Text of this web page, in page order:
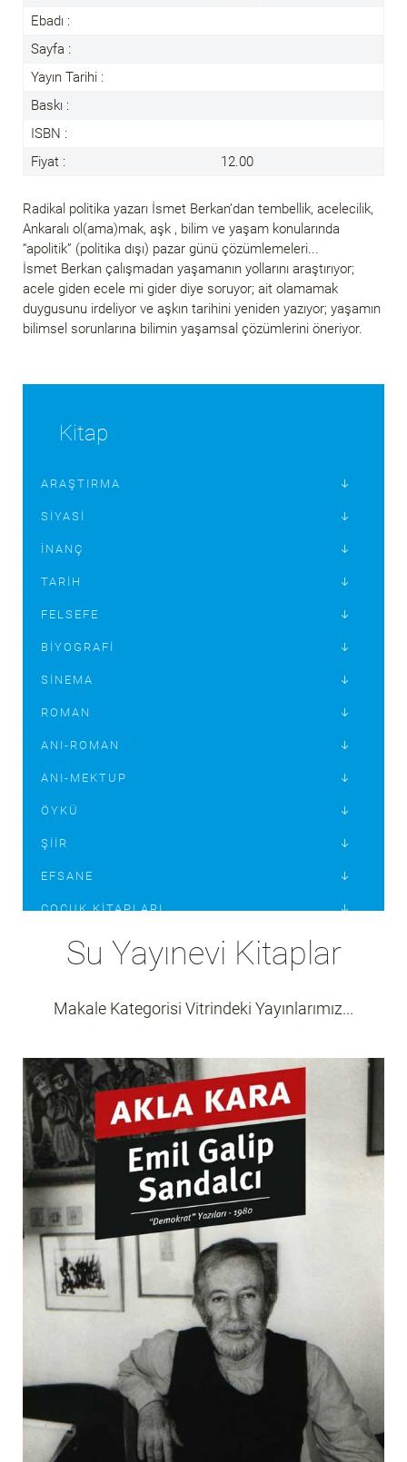
Ebadı :
Sayfa :
Yayın Tarihi :
Baskı :
ISBN :
Fiyat :
12.00
Radikal politika yazarı İsmet Berkan’dan tembellik, acelecilik,
Ankaralı ol(ama)mak, aşk , bilim ve yaşam konularında
“apolitik” (politika dışı) pazar günü çözümlemeleri...
İsmet Berkan çalışmadan yaşamanın yollarını araştırıyor;
acele giden ecele mi gider diye soruyor; ait olamamak
duygusunu irdeliyor ve aşkın tarihini yeniden yazıyor; yaşamın
bilimsel sorunlarına bilimin yaşamsal çözümlerini öneriyor.
Kitap
ARAŞTIRMA
SIYASI
İNANÇ
TARIH
FELSEFE
BIYOGRAFI
SINEMA
ROMAN
ANI-ROMAN
ANI-MEKTUP
ÖYKÜ
ŞIIR
EFSANE
ÇOCUK KITAPLARI
MIZAH
İLETIŞIM
BIRDEN FARKETTIM BENIM BIR DE HAYATIM VARDI
BIZ BIZE (1956-1957 TERCÜMAN GAZETESI
YAZILARI)
AKLA KARA (TÜRKLER NASIL ÖLÜR)
KIŞISEL GELIŞIM
Su Yayınevi Kitaplar
Makale Kategorisi Vitrindeki Yayınlarımız...